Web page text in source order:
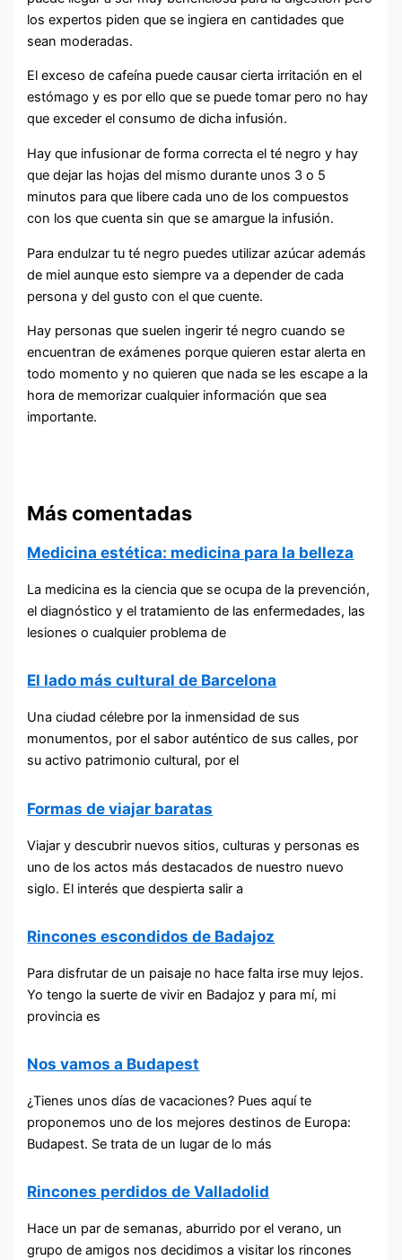
los expertos piden que se ingiera en cantidades que
sean moderadas.
El exceso de cafeína puede causar cierta irritación en el
estómago y es por ello que se puede tomar pero no hay
que exceder el consumo de dicha infusión.
Hay que infusionar de forma correcta el té negro y hay
que dejar las hojas del mismo durante unos 3 o 5
minutos para que libere cada uno de los compuestos
con los que cuenta sin que se amargue la infusión.
Para endulzar tu té negro puedes utilizar azúcar además
de miel aunque esto siempre va a depender de cada
persona y del gusto con el que cuente.
Hay personas que suelen ingerir té negro cuando se
encuentran de exámenes porque quieren estar alerta en
todo momento y no quieren que nada se les escape a la
hora de memorizar cualquier información que sea
importante.
Más comentadas
Medicina estética: medicina para la belleza
La medicina es la ciencia que se ocupa de la prevención,
el diagnóstico y el tratamiento de las enfermedades, las
lesiones o cualquier problema de
El lado más cultural de Barcelona
Una ciudad célebre por la inmensidad de sus
monumentos, por el sabor auténtico de sus calles, por
su activo patrimonio cultural, por el
Formas de viajar baratas
Viajar y descubrir nuevos sitios, culturas y personas es
uno de los actos más destacados de nuestro nuevo
siglo. El interés que despierta salir a
Rincones escondidos de Badajoz
Para disfrutar de un paisaje no hace falta irse muy lejos.
Yo tengo la suerte de vivir en Badajoz y para mí, mi
provincia es
Nos vamos a Budapest
¿Tienes unos días de vacaciones? Pues aquí te
proponemos uno de los mejores destinos de Europa:
Budapest. Se trata de un lugar de lo más
Rincones perdidos de Valladolid
Hace un par de semanas, aburrido por el verano, un
grupo de amigos nos decidimos a visitar los rincones